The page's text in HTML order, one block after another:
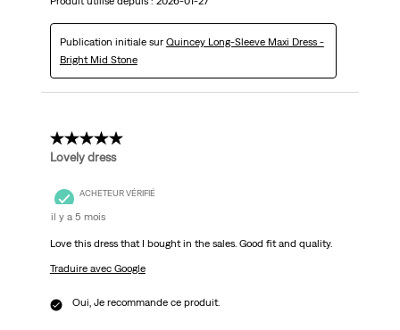
Publication initiale sur Quincey Long-Sleeve Maxi Dress -
Bright Mid Stone
5 étoile(s) sur 5.
Lovely dress
ACHETEUR VÉRIFIÉ
il y a 5 mois
Love this dress that I bought in the sales. Good fit and quality.
Traduire avec Google
Oui, Je recommande ce produit.